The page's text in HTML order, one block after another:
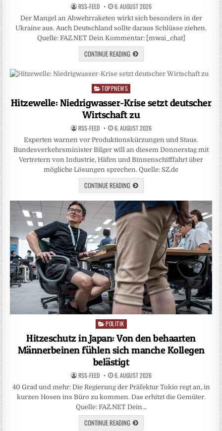
RSS-FEED 6. AUGUST 2026
Der Mangel an Abwehrraketen wirkt sich besonders in der
Ukraine aus. Auch Deutschland sollte daraus Schlüsse ziehen.
Quelle: FAZ.NET Dein Kommentar: [mwai_chat]
CONTINUE READING
Posted
TOPPNEWS
Hitzewelle: Niedrigwasser-Krise setzt deutscher
Wirtschaft zu
RSS-FEED 6. AUGUST 2026
Experten warnen vor Produktionskürzungen und Staus.
Bundesverkehrsminister Bilger will an diesem Donnerstag mit
Vertretern von Industrie, Häfen und Binnenschifffahrt über
mögliche Lösungen sprechen. Quelle: SZ.de
CONTINUE READING
Posted
POLITIK
Hitzeschutz in Japan: Von den behaarten
Männerbeinen fühlen sich manche Kollegen
belästigt
RSS-FEED 6. AUGUST 2026
40 Grad und mehr: Die Regierung der Präfektur Tokio regt an, in
kurzen Hosen ins Büro zu kommen. Das erhitzt die Gemüter.
Quelle: FAZ.NET Dein…
CONTINUE READING